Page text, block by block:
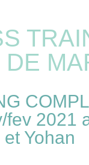
DE
fev 2021
Yohan